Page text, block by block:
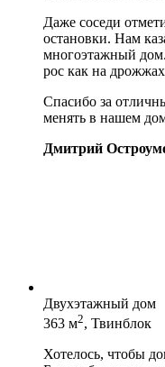
Даже соседи
остановки. Нам
многоэтажный
рос как на
Спасибо за
менять в нашем
Дмитрий
Двухэтажный дом
363 м2, Твинблок
Хотелось, чтобы